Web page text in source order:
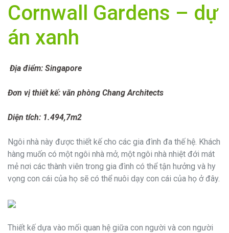
Cornwall Gardens – dự
án xanh
Địa điểm: Singapore
Đơn vị thiết kế: văn phòng Chang Architects
Diện tích: 1.494,7m2
Ngôi nhà này được thiết kế cho các gia đình đa thế hệ. Khách
hàng muốn có một ngôi nhà mở, một ngôi nhà nhiệt đới mát
mẻ nơi các thành viên trong gia đình có thể tận hưởng và hy
vọng con cái của họ sẽ có thể nuôi dạy con cái của họ ở đây.
Thiết kế dựa vào mối quan hệ giữa con người và con người